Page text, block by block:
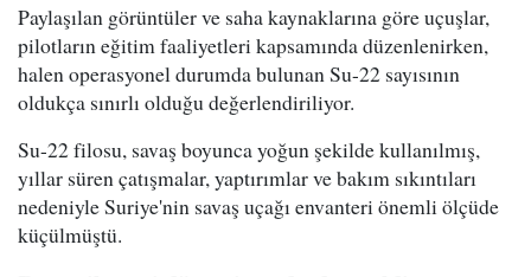
Paylaşılan görüntüler ve saha kaynaklarına göre uçuşlar,
pilotların eğitim faaliyetleri kapsamında düzenlenirken,
halen operasyonel durumda bulunan Su-22 sayısının
oldukça sınırlı olduğu değerlendiriliyor.
Su-22 filosu, savaş boyunca yoğun şekilde kullanılmış,
yıllar süren çatışmalar, yaptırımlar ve bakım sıkıntıları
nedeniyle Suriye'nin savaş uçağı envanteri önemli ölçüde
küçülmüştü.